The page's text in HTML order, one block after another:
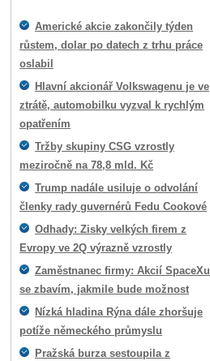
Americké akcie zakončily týden
růstem, dolar po datech z trhu práce
oslabil
Hlavní akcionář Volkswagenu je ve
ztrátě, automobilku vyzval k rychlým
opatřením
Tržby skupiny CSG vzrostly
meziročně na 78,8 mld. Kč
Trump nadále usiluje o odvolání
členky rady guvernérů Fedu Cookové
Odhady: Zisky velkých firem z
Evropy ve 2Q výrazně vzrostly
Zaměstnanec firmy: Akcií SpaceXu
se zbavím, jakmile bude možnost
Nízká hladina Rýna dále zhoršuje
potíže německého průmyslu
Pražská burza sestoupila z